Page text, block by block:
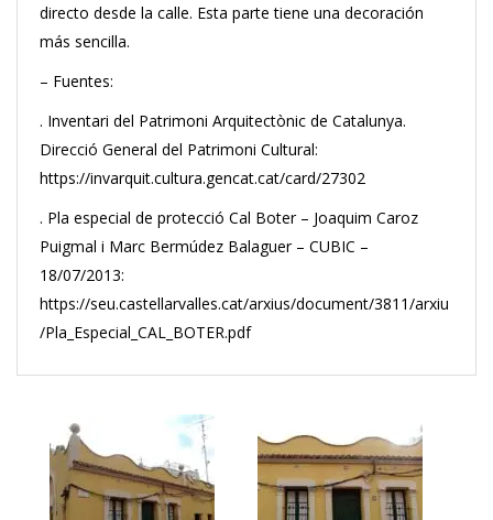
directo desde la calle. Esta parte tiene una decoración
más sencilla.
– Fuentes:
. Inventari del Patrimoni Arquitectònic de Catalunya.
Direcció General del Patrimoni Cultural:
https://invarquit.cultura.gencat.cat/card/27302
. Pla especial de protecció Cal Boter – Joaquim Caroz
Puigmal i Marc Bermúdez Balaguer – CUBIC –
18/07/2013:
https://seu.castellarvalles.cat/arxius/document/3811/arxiu
/Pla_Especial_CAL_BOTER.pdf